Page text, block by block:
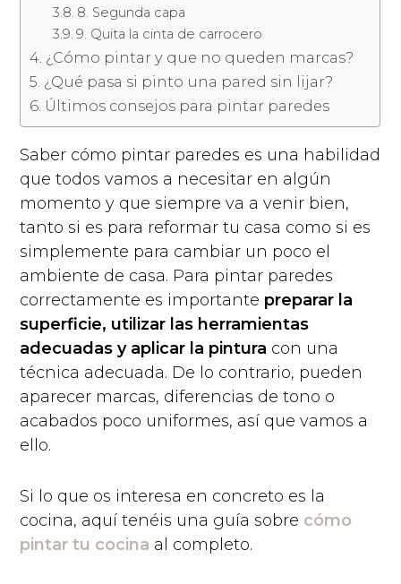
8. Segunda capa
9. Quita la cinta de carrocero
¿Cómo pintar y que no queden marcas?
¿Qué pasa si pinto una pared sin lijar?
Últimos consejos para pintar paredes
Saber cómo pintar paredes es una habilidad
que todos vamos a necesitar en algún
momento y que siempre va a venir bien,
tanto si es para reformar tu casa como si es
simplemente para cambiar un poco el
ambiente de casa. Para pintar paredes
correctamente es importante preparar la
superficie, utilizar las herramientas
adecuadas y aplicar la pintura con una
técnica adecuada. De lo contrario, pueden
aparecer marcas, diferencias de tono o
acabados poco uniformes, así que vamos a
ello.
Si lo que os interesa en concreto es la
cocina, aquí tenéis una guía sobre cómo
pintar tu cocina al completo.